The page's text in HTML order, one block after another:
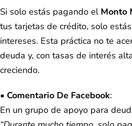
Si solo estás pagando el Monto
tus tarjetas de crédito, solo
intereses. Esta práctica no te
deuda y, con tasas de interés
creciendo.
• Comentario De Facebook:
En un grupo de apoyo para